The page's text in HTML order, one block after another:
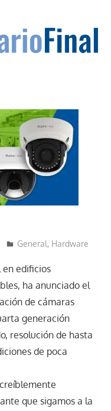
General, Hardware
en edificios
ha anunciado el
de cámaras
generación
resolución de hasta
de poca
que sigamos a la